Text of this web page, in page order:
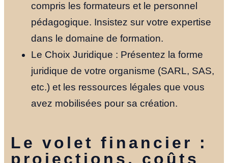
compris les formateurs et le personnel
pédagogique. Insistez sur votre expertise
dans le domaine de formation.
Le Choix Juridique : Présentez la forme
juridique de votre organisme (SARL, SAS,
etc.) et les ressources légales que vous
avez mobilisées pour sa création.
Le volet financier :
projections, coûts